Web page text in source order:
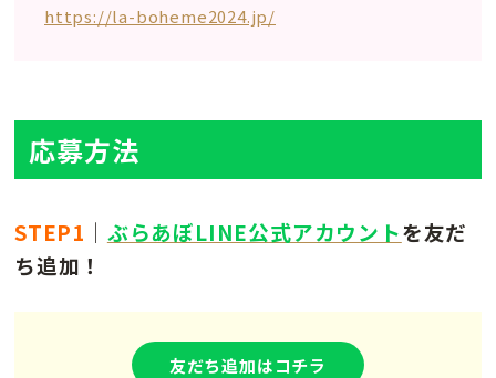
https://la-boheme2024.jp/
応募方法
STEP1 ｜ ぶらあぼLINE公式アカウントを友だ
ち追加！
友だち追加はコチラ